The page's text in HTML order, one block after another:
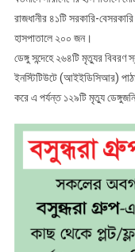
রাজধানীর ৪১টি সরকারি-
হাসপাতালে ২০০ জন।
ডেঙ্গু সন্দেহে ২৬৪টি মৃত্যুর বিবরণ
ইনস্টিটিউটে (আইইডিসিআর)
করে এ পর্যন্ত ১২৯টি মৃত্যু